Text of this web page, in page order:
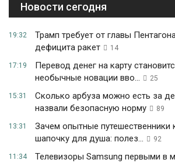
Новости сегодня
19:32
Трамп требует от главы
дефицита ракет
14
17:19
Перевод денег на карту
необычные новации вво...
25
15:31
Сколько арбуза можно есть за
назвали безопасную норму
89
13:31
Зачем опытные путешественники
шапочку для душа: полез...
92
11:34
Телевизоры Samsung первыми в